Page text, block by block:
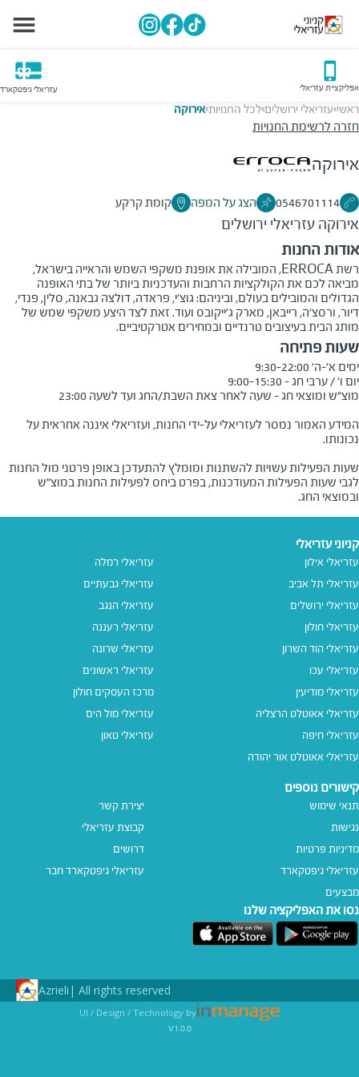
אפליקציית עזריאלי עזריאלי גיפטקארד
ראשי>עזריאלי ירושלים>לכל החנויות>אירוקה
חזרה לרשימת החנויות
אירוקה
0546701114 הצג על המפה קומת קרקע
אירוקה עזריאלי ירושלים
אודות החנות
רשת ERROCA, המובילה את אופנת משקפי השמש והראייה בישראל,
מביאה לכם את הקולקציות הרחבות והעדכניות ביותר של בתי האופנה
הגדולים והמובילים בעולם, וביניהם: גוצ'י, פראדה, דולצה גבאנה, סלין, פנדי,
דיור, ורסצ'ה, רייבאן, מארק ג'ייקובס ועוד. זאת לצד היצע משקפי שמש של
מותג הבית בעיצובים טרנדיים ובמחירים אטרקטיביים.
שעות פתיחה
המידע האמור נמסר לעזריאלי על-ידי החנות, ועזריאלי איננה אחראית על
שעות הפעילות עשויות להשתנות ומומלץ להתעדכן באופן פרטני מול החנות
לגבי שעות הפעילות המעודכנות, בפרט ביחס לפעילות החנות במוצ"ש
ובמוצאי החג.
קניוני עזריאלי
עזריאלי אילון
עזריאלי תל אביב
עזריאלי ירושלים
עזריאלי חולון
עזריאלי הוד השרון
עזריאלי עכו
עזריאלי מודיעין
עזריאלי אאוטלט הרצליה
עזריאלי חיפה
עזריאלי אאוטלט אור יהודה
עזריאלי רמלה
עזריאלי גבעתיים
עזריאלי הנגב
עזריאלי רעננה
עזריאלי שרונה
עזריאלי ראשונים
מרכז העסקים חולון
עזריאלי מול הים
עזריאלי טאון
קישורים נוספים
תנאי שימוש
נגישות
מדיניות פרטיות
עזריאלי גיפטקארד
מבצעים
יצירת קשר
קבוצת עזריאלי
דרושים
עזריאלי גיפטקארד חבר‎
נסו את האפליקציה שלנו
All rights reserved |
Azrieli
UI / Design / Technology by
v1.0.0